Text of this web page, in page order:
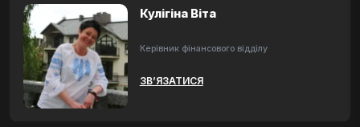
Кулігіна Віта
Керівник фінансового відділу
ЗВ’ЯЗАТИСЯ